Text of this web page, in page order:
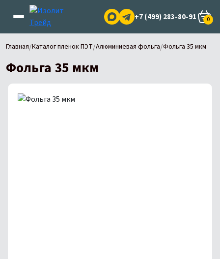
+7 (499) 283-80-91 0
Главная/Каталог пленок ПЭТ/Алюминиевая фольга/Фольга 35 мкм
Фольга 35 мкм